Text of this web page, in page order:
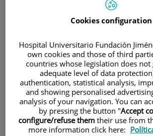
selector
Cookies configuration
Hospital Universitario Fundación
own cookies and those of third
countries whose legislation does not
adequate level of data
authentication, statistical analysis,
and showing personalised
analysis of your navigation. You can
by pressing the button "Accept
configure/refuse them their use from
more information click here: